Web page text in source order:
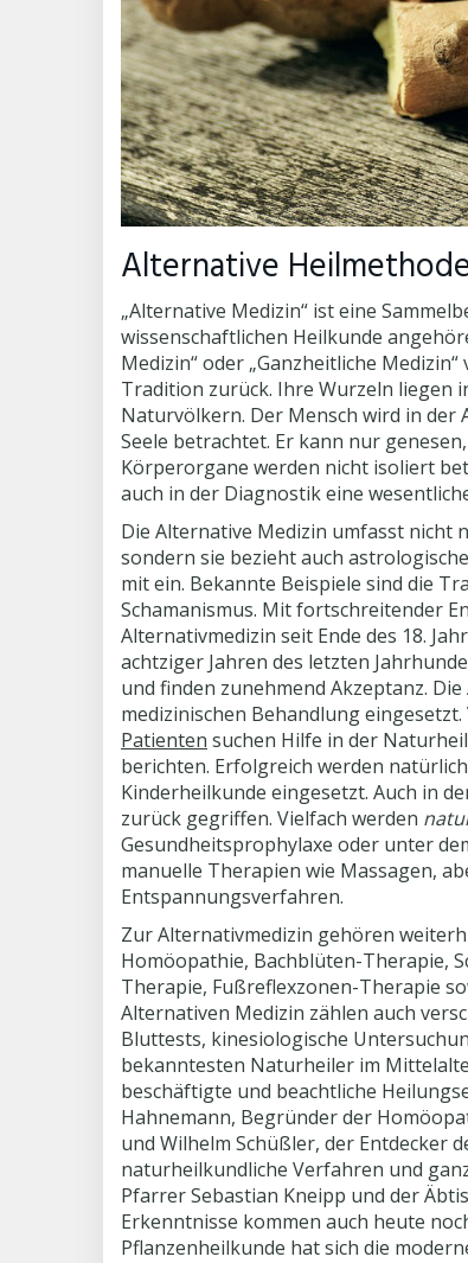
Alternative
„Alternative Medizin“ ist eine
wissenschaftlichen Heilkunde
Medizin“ oder „Ganzheitliche
Tradition zurück. Ihre Wurzeln liegen
Naturvölkern. Der Mensch wird in der
Seele betrachtet. Er kann nur
Körperorgane werden nicht isoliert
auch in der Diagnostik eine
Die Alternative Medizin umfasst nicht
sondern sie bezieht auch
mit ein. Bekannte Beispiele sind die
Schamanismus. Mit fortschreitender
Alternativmedizin seit Ende des 18.
achtziger Jahren des letzten
und finden zunehmend Akzeptanz.
medizinischen Behandlung
Patienten suchen Hilfe in der
berichten. Erfolgreich werden
Kinderheilkunde eingesetzt. Auch in
zurück gegriffen. Vielfach werden
Gesundheitsprophylaxe oder unter
manuelle Therapien wie Massagen,
Entspannungsverfahren.
Zur Alternativmedizin gehören
Homöopathie, Bachblüten-Therapie,
Therapie, Fußreflexzonen-Therapie
Alternativen Medizin zählen auch
Bluttests, kinesiologische
bekanntesten Naturheiler im
beschäftigte und beachtliche
Hahnemann, Begründer der
und Wilhelm Schüßler, der Entdecker
naturheilkundliche Verfahren und
Pfarrer Sebastian Kneipp und der
Erkenntnisse kommen auch heute
Pflanzenheilkunde hat sich die